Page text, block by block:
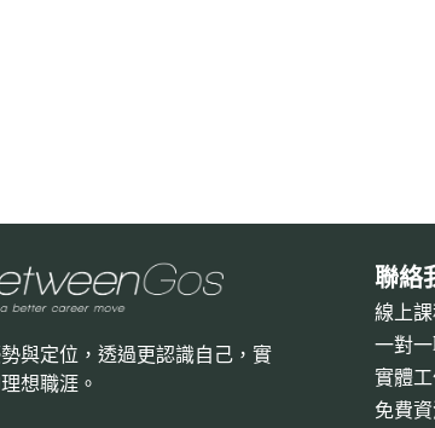
與定位，透過更認識自己，實
想職涯。
聯絡
線上
一對
實體
免費